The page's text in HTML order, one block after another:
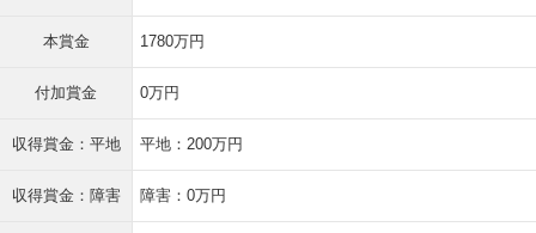
本賞金 1780万円
付加賞金 0万円
収得賞金：平地 平地：200万円
収得賞金：障害 障害：0万円